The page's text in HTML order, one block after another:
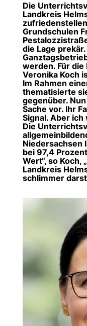
Die
Landkreis
Grundschulen
die Lage
werden. Für
Veronika Koch
Im Rahmen
thematisierte
gegenüber.
Sache vor. Ihr
Signal. Aber
Die
Niedersachsen
bei 97,4
Wert“, so Koch,
Landkreis
schlimmer